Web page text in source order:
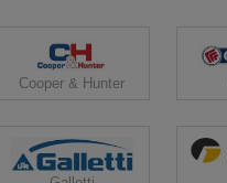
Cooper & Hunter